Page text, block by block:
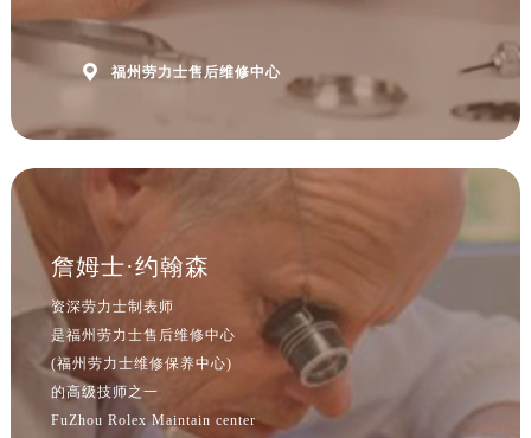
 福州劳力士售后维修中心
詹姆士·约翰森
资深劳力士制表师
是福州劳力士售后维修中心
(福州劳力士维修保养中心)
的高级技师之一
FuZhou Rolex Maintain center